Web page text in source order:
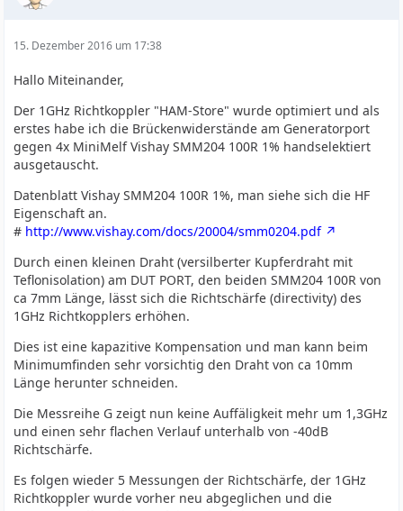
15. Dezember 2016 um 17:38
Hallo Miteinander,
Der 1GHz Richtkoppler "HAM-Store" wurde optimiert und als
erstes habe ich die Brückenwiderstände am Generatorport
gegen 4x MiniMelf Vishay SMM204 100R 1% handselektiert
ausgetauscht.
Datenblatt Vishay SMM204 100R 1%, man siehe sich die HF
Eigenschaft an.
# http://www.vishay.com/docs/20004/smm0204.pdf
Durch einen kleinen Draht (versilberter Kupferdraht mit
Teflonisolation) am DUT PORT, den beiden SMM204 100R von
ca 7mm Länge, lässt sich die Richtschärfe (directivity) des
1GHz Richtkopplers erhöhen.
Dies ist eine kapazitive Kompensation und man kann beim
Minimumfinden sehr vorsichtig den Draht von ca 10mm
Länge herunter schneiden.
Die Messreihe G zeigt nun keine Auffäligkeit mehr um 1,3GHz
und einen sehr flachen Verlauf unterhalb von -40dB
Richtschärfe.
Es folgen wieder 5 Messungen der Richtschärfe, der 1GHz
Richtkoppler wurde vorher neu abgeglichen und die